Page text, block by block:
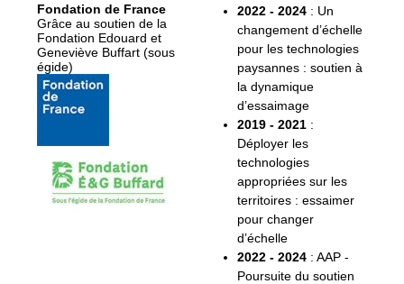
Fondation de France
Grâce au soutien de la
Fondation Edouard et
Geneviève Buffart (sous
égide)
2022 - 2024 : Un
changement d’échelle
pour les technologies
paysannes : soutien à
la dynamique
d’essaimage
2019 - 2021 :
Déployer les
technologies
appropriées sur les
territoires : essaimer
pour changer
d’échelle
2022 - 2024 : AAP -
Poursuite du soutien